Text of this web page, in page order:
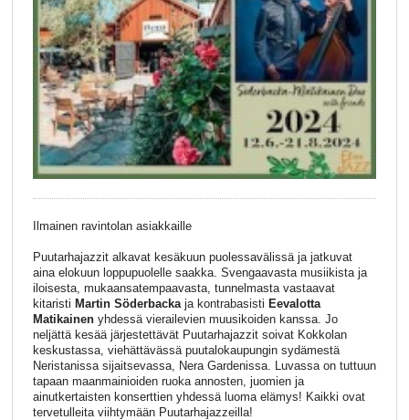
Ilmainen ravintolan asiakkaille
Puutarhajazzit alkavat kesäkuun puolessavälissä ja jatkuvat
aina elokuun loppupuolelle saakka. Svengaavasta musiikista ja
iloisesta, mukaansatempaavasta, tunnelmasta vastaavat
kitaristi Martin Söderbackaja kontrabasisti Eevalotta
Matikainenyhdessä vierailevien muusikoiden kanssa. Jo
neljättä kesää järjestettävät Puutarhajazzit soivat Kokkolan
keskustassa, viehättävässä puutalokaupungin sydämestä
Neristanissa sijaitsevassa, Nera Gardenissa. Luvassa on tuttuun
tapaan maanmainioiden ruoka annosten, juomien ja
ainutkertaisten konserttien yhdessä luoma elämys! Kaikki ovat
tervetulleita viihtymään Puutarhajazzeilla!